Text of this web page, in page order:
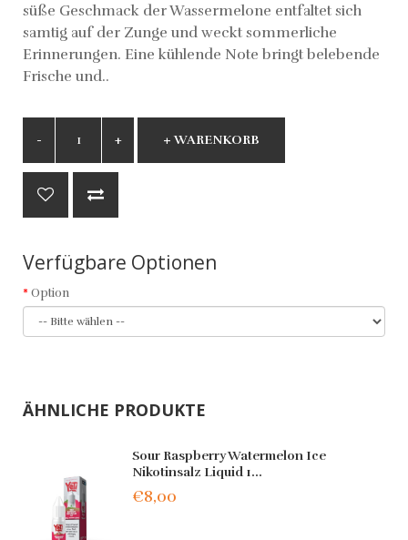
süße Geschmack der Wassermelone entfaltet sich
samtig auf der Zunge und weckt sommerliche
Erinnerungen. Eine kühlende Note bringt belebende
Frische und..
+ WARENKORB
Verfügbare Optionen
Option
ÄHNLICHE PRODUKTE
Sour Raspberry Watermelon Ice
Nikotinsalz Liquid 1...
€8,00